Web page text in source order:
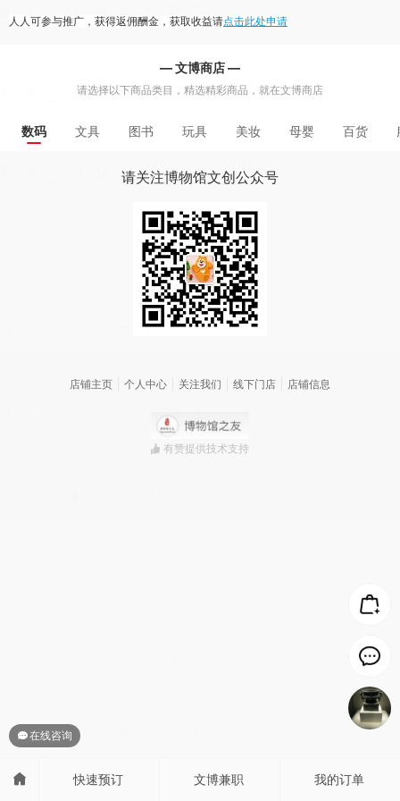
人人可参与推广，获得返佣酬金，获取收益请点击此处申请
在线咨询
— 文博商店 —
请选择以下商品类目，精选精彩商品，就在文博商店
数码 文具 图书 玩具 美妆 母婴 百货
请关注博物馆文创公众号
店铺主页 个人中心 关注我们 线下门店 店铺信息
有赞提供技术支持
快速预订 文博兼职 我的订单